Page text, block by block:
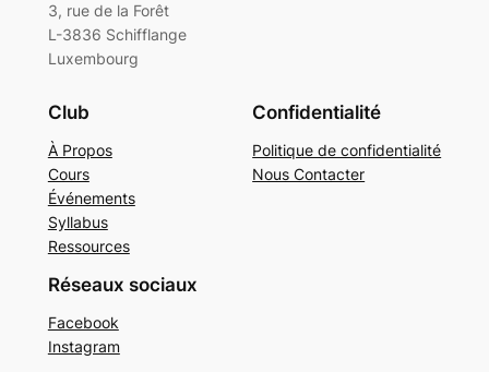
3, rue de la Forêt
L-3836 Schifflange
Luxembourg
Club
À Propos
Cours
Événements
Syllabus
Ressources
Confidentialité
Politique de confidentialité
Nous Contacter
Réseaux sociaux
Facebook
Instagram